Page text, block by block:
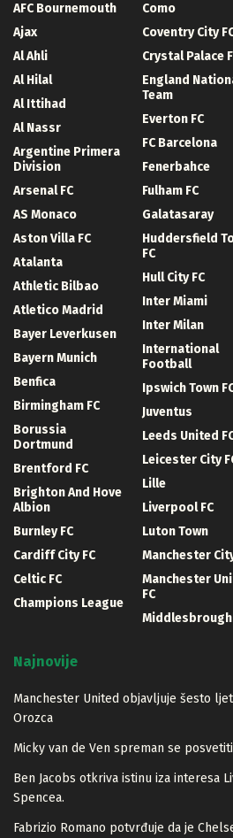
AFC Bournemouth
Ajax
Al Ahli
Al Hilal
Al Ittihad
Al Nassr
Argentine Primera
Division
Arsenal FC
AS Monaco
Aston Villa FC
Atalanta
Athletic Bilbao
Atletico Madrid
Bayer Leverkusen
Bayern Munich
Benfica
Birmingham FC
Borussia
Dortmund
Brentford FC
Brighton And Hove
Albion
Burnley FC
Cardiff City FC
Celtic FC
Champions League
Como
Coventry City
Crystal Palace
England
Team
Everton FC
FC Barcelona
Fenerbahce
Fulham FC
Galatasaray
Huddersfield
FC
Hull City FC
Inter Miami
Inter Milan
International
Football
Ipswich Town
Juventus
Leeds United
Leicester City
Lille
Liverpool FC
Luton Town
Manchester
Manchester
FC
Middlesbrough
Najnovije
Manchester United objavljuje šesto
Orozca
Micky van de Ven spreman se
Ben Jacobs otkriva istinu iza interesa
Spencea.
Fabrizio Romano potvrđuje da je